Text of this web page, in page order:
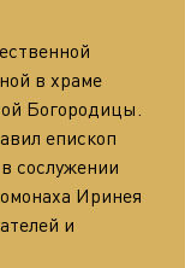
в храме
Богородицы.
епископ
сослужении
Иринея
и